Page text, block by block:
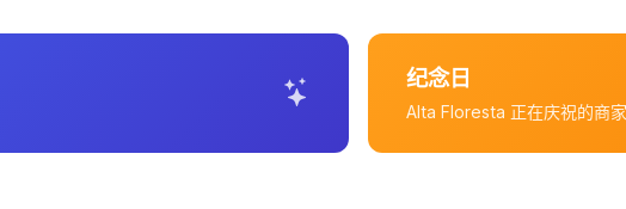
纪念日
Alta Floresta 正在庆祝的商家